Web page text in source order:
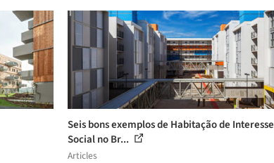
Seis bons exemplos de Habitação de Interesse
Social no Br...
Articles